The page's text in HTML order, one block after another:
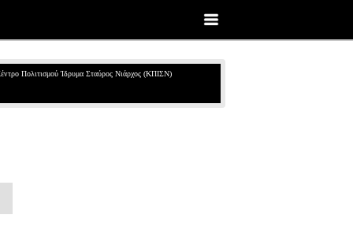
Πολιτισμού Ίδρυμα Σταύρος Νιάρχος (ΚΠΙΣΝ)